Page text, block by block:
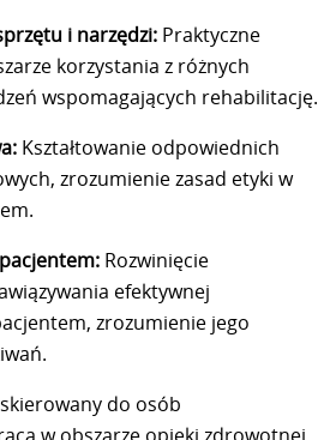
i narzędzi: Praktyczne
korzystania z różnych
wspomagających rehabilitację.
Kształtowanie odpowiednich
zrozumienie zasad etyki w
Rozwinięcie
efektywnej
zrozumienie jego
do osób